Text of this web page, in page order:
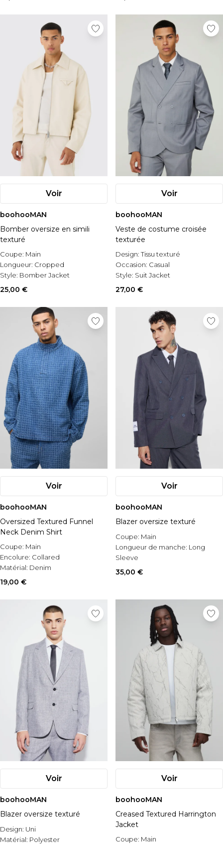
Voir
boohooMAN
Bomber oversize en simili
texturé
Coupe: Main
Longueur: Cropped
Style: Bomber Jacket
25,00 €
Voir
boohooMAN
Veste de costume croisée
texturée
Design:Tissu texturé
Occasion: Casual
Style: Suit Jacket
27,00 €
Voir
boohooMAN
Oversized Textured Funnel
Neck Denim Shirt
Coupe: Main
Encolure: Collared
Matérial: Denim
19,00 €
Voir
boohooMAN
Blazer oversize texturé
Coupe: Main
Longueur de manche: Long
Sleeve
Style: Suit Jacket
35,00 €
Voir
boohooMAN
Blazer oversize texturé
Design: Uni
Matérial: Polyester
Voir
boohooMAN
Creased Textured Harrington
Jacket
Coupe: Main